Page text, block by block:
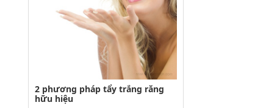
2 phương pháp tẩy trắng răng
hữu hiệu